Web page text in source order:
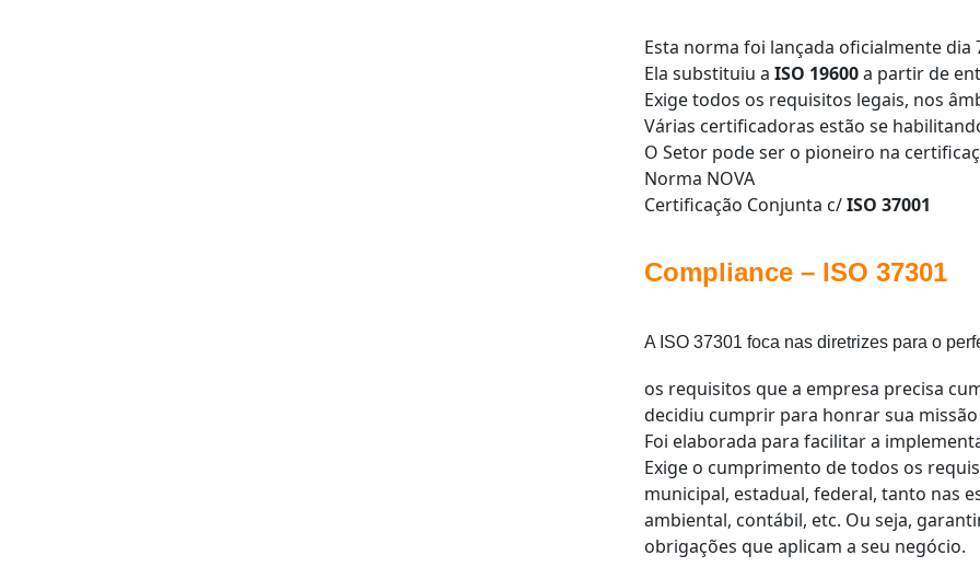
Esta norma foi lançada oficialmente dia
Ela substituiu a ISO 19600a partir de
Exige todos os requisitos legais, nos
Várias certificadoras estão se
O Setor pode ser o pioneiro na
Norma NOVA
Certificação Conjunta c/ISO 37001
Compliance – ISO 37301
A ISO 37301 foca nas diretrizes para o
os requisitos que a empresa precisa
decidiu cumprir para honrar sua missão
Foi elaborada para facilitar a
Exige o cumprimento de todos os
municipal, estadual, federal, tanto nas
ambiental, contábil, etc. Ou seja,
obrigações que aplicam a seu negócio.